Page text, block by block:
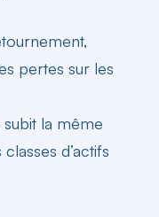
pertes sur les
subit la même
d’actifs